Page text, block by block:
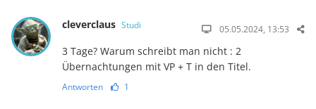
cleverclaus Studi 05.05.2024, 13:53
3 Tage? Warum schreibt man nicht : 2
Übernachtungen mit VP + T in den Titel.
Antworten 1